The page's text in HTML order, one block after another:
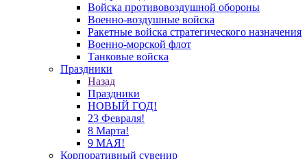
Войска противовоздушной обороны
Военно-воздушные войска
Ракетные войска стратегического назначения
Военно-морской флот
Танковые войска
Праздники
Назад
Праздники
НОВЫЙ ГОД!
23 Февраля!
8 Марта!
9 МАЯ!
Корпоративный сувенир